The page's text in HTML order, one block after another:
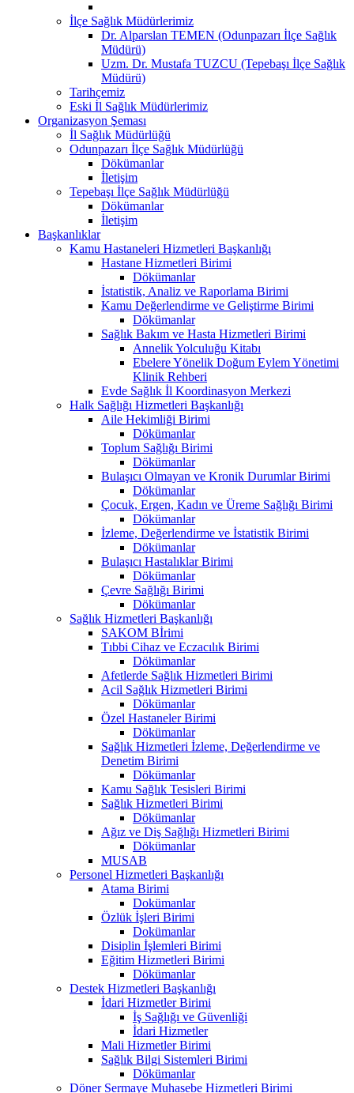
İlçe Sağlık Müdürlerimiz
Dr. Alparslan TEMEN (Odunpazarı İlçe Sağlık
Müdürü)
Uzm. Dr. Mustafa TUZCU (Tepebaşı İlçe Sağlık
Müdürü)
Tarihçemiz
Eski İl Sağlık Müdürlerimiz
Organizasyon Şeması
İl Sağlık Müdürlüğü
Odunpazarı İlçe Sağlık Müdürlüğü
Dökümanlar
İletişim
Tepebaşı İlçe Sağlık Müdürlüğü
Dökümanlar
İletişim
Başkanlıklar
Kamu Hastaneleri Hizmetleri Başkanlığı
Hastane Hizmetleri Birimi
Dökümanlar
İstatistik, Analiz ve Raporlama Birimi
Kamu Değerlendirme ve Geliştirme Birimi
Dökümanlar
Sağlık Bakım ve Hasta Hizmetleri Birimi
Annelik Yolculuğu Kitabı
Ebelere Yönelik Doğum Eylem Yönetimi
Klinik Rehberi
Evde Sağlık İl Koordinasyon Merkezi
Halk Sağlığı Hizmetleri Başkanlığı
Aile Hekimliği Birimi
Dökümanlar
Toplum Sağlığı Birimi
Dökümanlar
Bulaşıcı Olmayan ve Kronik Durumlar Birimi
Dökümanlar
Çocuk, Ergen, Kadın ve Üreme Sağlığı Birimi
Dökümanlar
İzleme, Değerlendirme ve İstatistik Birimi
Dökümanlar
Bulaşıcı Hastalıklar Birimi
Dökümanlar
Çevre Sağlığı Birimi
Dökümanlar
Sağlık Hizmetleri Başkanlığı
SAKOM Bİrimi
Tıbbi Cihaz ve Eczacılık Birimi
Dökümanlar
Afetlerde Sağlık Hizmetleri Birimi
Acil Sağlık Hizmetleri Birimi
Dökümanlar
Özel Hastaneler Birimi
Dökümanlar
Sağlık Hizmetleri İzleme, Değerlendirme ve
Denetim Birimi
Dökümanlar
Kamu Sağlık Tesisleri Birimi
Sağlık Hizmetleri Birimi
Dökümanlar
Ağız ve Diş Sağlığı Hizmetleri Birimi
Dökümanlar
MUSAB
Personel Hizmetleri Başkanlığı
Atama Birimi
Dokümanlar
Özlük İşleri Birimi
Dokümanlar
Disiplin İşlemleri Birimi
Eğitim Hizmetleri Birimi
Dökümanlar
Destek Hizmetleri Başkanlığı
İdari Hizmetler Birimi
İş Sağlığı ve Güvenliği
İdari Hizmetler
Mali Hizmetler Birimi
Sağlık Bilgi Sistemleri Birimi
Dökümanlar
Döner Sermaye Muhasebe Hizmetleri Birimi